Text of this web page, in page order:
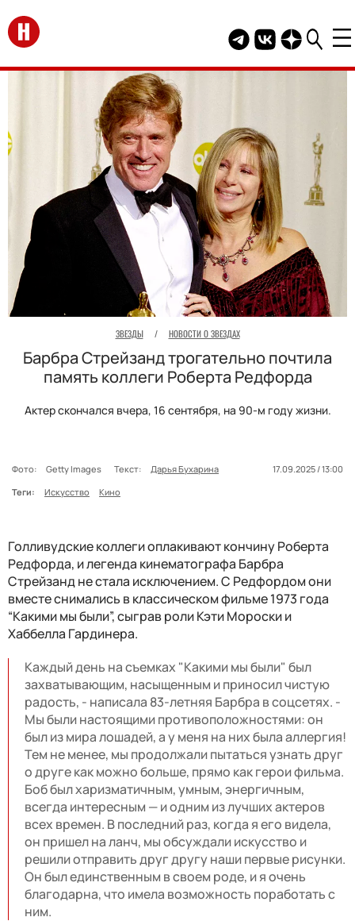
Перейти на главную
Telegram канал
Группа HELLO
Канал
ЗВЕЗДЫ / НОВОСТИ О ЗВЕЗДАХ
Барбра Стрейзанд трогательно почтила
память коллеги Роберта Редфорда
Актер скончался вчера, 16 сентября, на 90-м году жизни.
Фото: Getty Images Текст: Дарья Бухарина
17.09.2025 / 13:00
Теги:
Искусство Кино
Голливудские коллеги оплакивают кончину Роберта
Редфорда, и легенда кинематографа Барбра
Стрейзанд не стала исключением. С Редфордом они
вместе снимались в классическом фильме 1973 года
“Какими мы были”, сыграв роли Кэти Мороски и
Хаббелла Гардинера.
Каждый день на съемках "Какими мы были" был
захватывающим, насыщенным и приносил чистую
радость, - написала 83-летняя Барбра в соцсетях. -
Мы были настоящими противоположностями: он
был из мира лошадей, а у меня на них была аллергия!
Тем не менее, мы продолжали пытаться узнать друг
о друге как можно больше, прямо как герои фильма.
Боб был харизматичным, умным, энергичным,
всегда интересным — и одним из лучших актеров
всех времен. В последний раз, когда я его видела,
он пришел на ланч, мы обсуждали искусство и
решили отправить друг другу наши первые рисунки.
Он был единственным в своем роде, и я очень
благодарна, что имела возможность поработать с
ним.